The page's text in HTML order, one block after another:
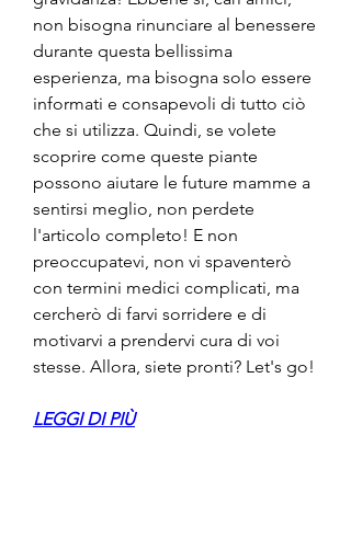
non bisogna rinunciare al benessere
durante questa bellissima
esperienza, ma bisogna solo essere
informati e consapevoli di tutto ciò
che si utilizza. Quindi, se volete
scoprire come queste piante
possono aiutare le future mamme a
sentirsi meglio, non perdete
l'articolo completo! E non
preoccupatevi, non vi spaventerò
con termini medici complicati, ma
cercherò di farvi sorridere e di
motivarvi a prendervi cura di voi
stesse. Allora, siete pronti? Let's go!
LEGGI DI PIÙ